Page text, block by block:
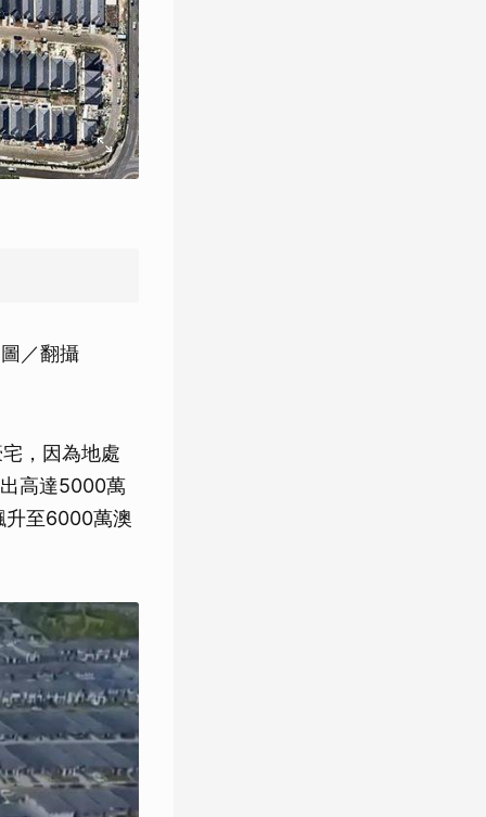
／翻攝
，因為地處
高達5000萬
升至6000萬澳